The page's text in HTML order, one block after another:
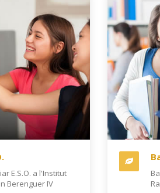
E.S.O. a l'Institut
Berenguer IV